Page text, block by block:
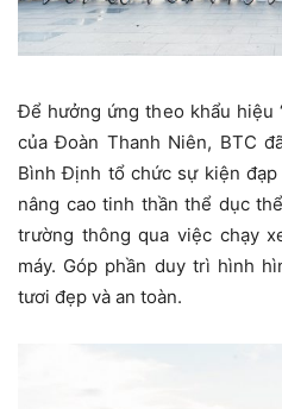
Để hưởng ứng theo khẩu hiệu
của Đoàn Thanh Niên, BTC
Bình Định tổ chức sự kiện
nâng cao tinh thần thể dục
trường thông qua việc chạy
máy. Góp phần duy trì hình
tươi đẹp và an toàn.